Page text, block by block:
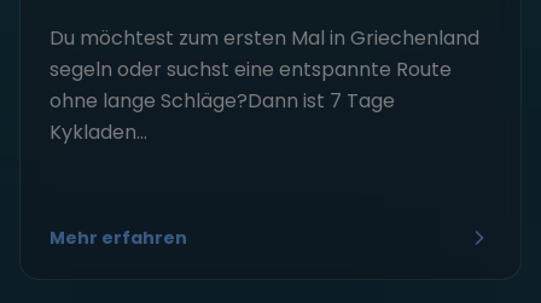
Du möchtest zum ersten Mal in Griechenland
segeln oder suchst eine entspannte Route
ohne lange Schläge?Dann ist 7 Tage
Kykladen...
Mehr erfahren